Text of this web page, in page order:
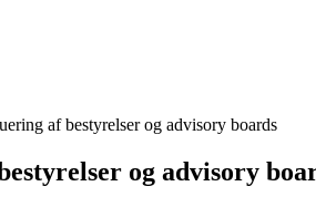
af bestyrelser og advisory boards
og advisory